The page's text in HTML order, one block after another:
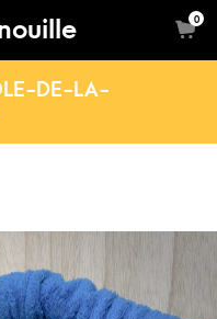
0
DE-LA-